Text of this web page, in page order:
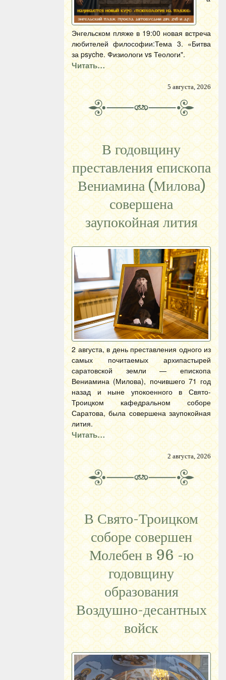
Энгельском пляже в 19:00 новая встреча
любителей философии:Тема 3. «Битва
за psyche. Физиологи vs Теологи".
Читать…
5 августа, 2026
В годовщину
преставления епископа
Вениамина (Милова)
совершена
заупокойная лития
2 августа, в день преставления одного из
самых почитаемых архипастырей
саратовской земли — епископа
Вениамина (Милова), почившего 71 год
назад и ныне упокоенного в Свято-
Троицком кафедральном соборе
Саратова, была совершена заупокойная
лития.
Читать…
2 августа, 2026
В Свято-Троицком
соборе совершен
Молебен в 96 -ю
годовщину
образования
Воздушно-десантных
войск